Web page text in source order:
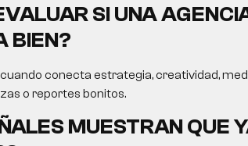
SI UNA
BIEN?
conecta estrategia, creatividad,
o reportes bonitos.
MUESTRAN QUE